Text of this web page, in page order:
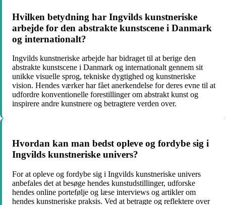
Hvilken betydning har Ingvilds kunstneriske
arbejde for den abstrakte kunstscene i Danmark
og internationalt?
Ingvilds kunstneriske arbejde har bidraget til at berige den
abstrakte kunstscene i Danmark og internationalt gennem sit
unikke visuelle sprog, tekniske dygtighed og kunstneriske
vision. Hendes værker har fået anerkendelse for deres evne til at
udfordre konventionelle forestillinger om abstrakt kunst og
inspirere andre kunstnere og betragtere verden over.
Hvordan kan man bedst opleve og fordybe sig i
Ingvilds kunstneriske univers?
For at opleve og fordybe sig i Ingvilds kunstneriske univers
anbefales det at besøge hendes kunstudstillinger, udforske
hendes online portefølje og læse interviews og artikler om
hendes kunstneriske praksis. Ved at betragte og reflektere over